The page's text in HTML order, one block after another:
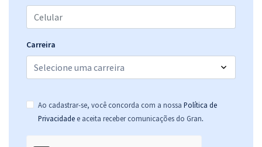
Carreira
Ao cadastrar-se, você concorda com a nossa Política de
Privacidade e aceita receber comunicações do Gran.